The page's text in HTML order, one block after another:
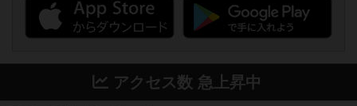
アクセス数 急上昇中